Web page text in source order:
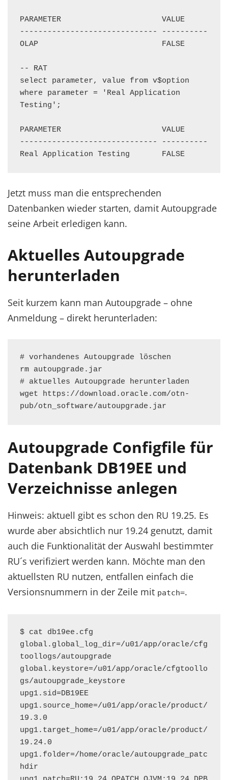
PARAMETER                      VALUE
------------------------------ ----------
OLAP                           FALSE
-- RAT
select parameter, value from v$option
where parameter = 'Real Application
Testing';
PARAMETER                      VALUE
------------------------------ ----------
Real Application Testing       FALSE
Jetzt muss man die entsprechenden
Datenbanken wieder starten, damit Autoupgrade
seine Arbeit erledigen kann.
Aktuelles Autoupgrade
herunterladen
Seit kurzem kann man Autoupgrade – ohne
Anmeldung – direkt herunterladen:
# vorhandenes Autoupgrade löschen
rm autoupgrade.jar
# aktuelles Autoupgrade herunterladen
wget https://download.oracle.com/otn-
pub/otn_software/autoupgrade.jar
Autoupgrade Configfile für
Datenbank DB19EE und
Verzeichnisse anlegen
Hinweis: aktuell gibt es schon den RU 19.25. Es
wurde aber absichtlich nur 19.24 genutzt, damit
auch die Funktionalität der Auswahl bestimmter
RU´s verifiziert werden kann. Möchte man den
aktuellsten RU nutzen, entfallen einfach die
Versionsnummern in der Zeile mit patch=.
$ cat db19ee.cfg
global.global_log_dir=/u01/app/oracle/cfg
toollogs/autoupgrade
global.keystore=/u01/app/oracle/cfgtoollo
gs/autoupgrade_keystore
upg1.sid=DB19EE
upg1.source_home=/u01/app/oracle/product/
19.3.0
upg1.target_home=/u01/app/oracle/product/
19.24.0
upg1.folder=/home/oracle/autoupgrade_patc
hdir